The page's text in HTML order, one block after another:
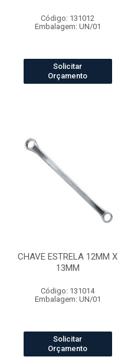
Código: 131012
Embalagem: UN/01
Solicitar
Orçamento
CHAVE ESTRELA 12MM X
13MM
Código: 131014
Embalagem: UN/01
Solicitar
Orçamento